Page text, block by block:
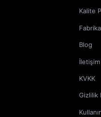
Kalite
Blog
İletişim
KVKK
Gizlilik